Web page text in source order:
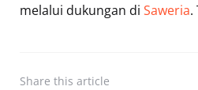
melalui dukungan di Saweria.
Share this article